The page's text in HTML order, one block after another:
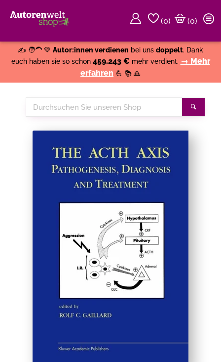
(0)
(0)
✍️ 🧑‍🦱 💚 Autor:innen verdienen bei uns doppelt. Dank
euch haben sie so schon 459.243 € mehr verdient. → Mehr
erfahren 💪 📚 🙏
Durchsuchen
Sie